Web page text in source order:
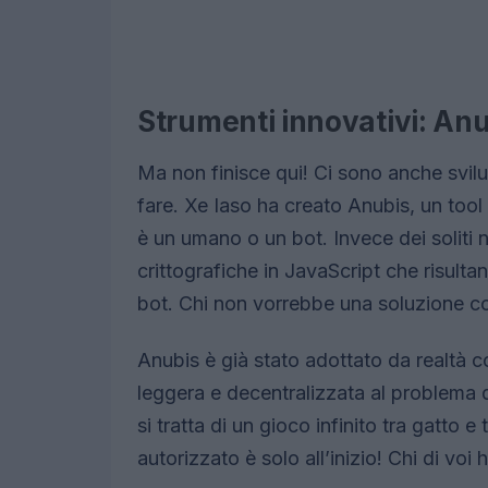
Strumenti innovativi:
Ma non finisce qui! Ci sono anche
fare. Xe Iaso ha creato Anubis, un
è un umano o un bot. Invece dei soliti
crittografiche in JavaScript che
bot. Chi non vorrebbe una soluzione
Anubis è già stato adottato da realtà
leggera e decentralizzata al
si tratta di un gioco infinito tra gatto
autorizzato è solo all’inizio! Chi di voi